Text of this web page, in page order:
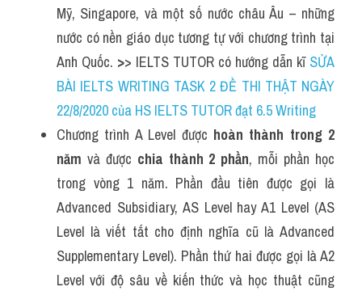
Reading
Homepage
Mỹ, Singapore, và một số nước châu Âu – những
nước có nền giáo dục tương tự với chương trình tại
Anh Quốc. >> IELTS TUTOR có hướng dẫn kĩ SỬA
BÀI IELTS WRITING TASK 2 ĐỀ THI THẬT NGÀY
22/8/2020 của HS IELTS TUTOR đạt 6.5 Writing
Chương trình A Level được hoàn thành trong 2
năm và được chia thành 2 phần, mỗi phần học
trong vòng 1 năm. Phần đầu tiên được gọi là
Advanced Subsidiary, AS Level hay A1 Level (AS
Level là viết tắt cho định nghĩa cũ là Advanced
Supplementary Level). Phần thứ hai được gọi là A2
Level với độ sâu về kiến thức và học thuật cũng